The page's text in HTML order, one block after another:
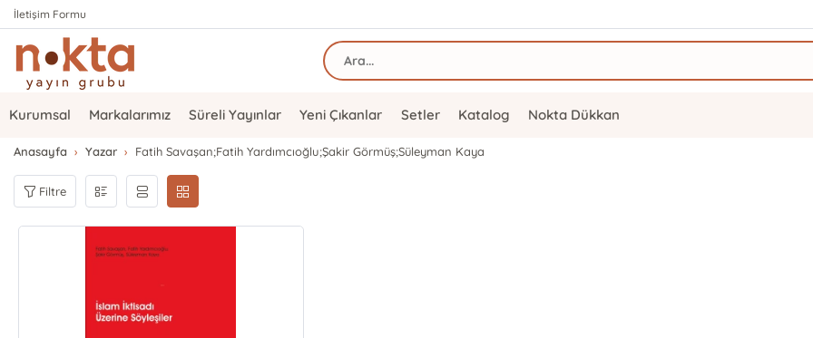
İletişim Formu
Kurumsal Markalarımız Süreli Yayınlar Yeni Çıkanlar Setler Katalog Nokta Dükkan
Anasayfa Yazar Fatih Savaşan;Fatih Yardımcıoğlu;Şakir Görmüş;Süleyman Kaya
Filtre